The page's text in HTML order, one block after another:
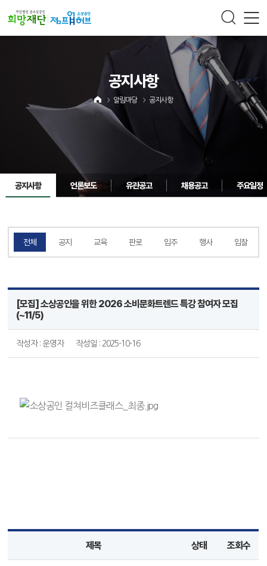
공지사항
알림마당 공지사항
공지사항 언론보도 유관공고 채용공고 주요일정
전체 공지 교육 판로 입주 행사 입찰
[모집] 소상공인을 위한 2026 소비문화트렌드 특강 참여자 모집
(~11/5)
작성자 : 운영자 작성일 : 2025-10-16
제목 상태 조회수